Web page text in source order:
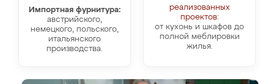
Импортная фурнитура:
австрийского,
немецкого, польского,
итальянского
производства.
реализованных
проектов:
от кухонь и шкафов до
полной меблировки
жилья.